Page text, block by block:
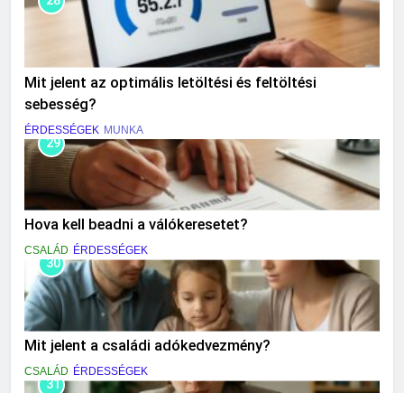
Mit jelent az optimális letöltési és feltöltési
sebesség?
ÉRDESSÉGEK MUNKA
29
Hova kell beadni a válókeresetet?
CSALÁD ÉRDESSÉGEK
30
Mit jelent a családi adókedvezmény?
CSALÁD ÉRDESSÉGEK
31